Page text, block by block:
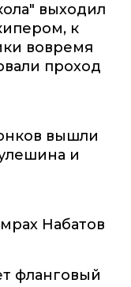
выходил
к
вовремя
проход
вышли
и
Набатов
фланговый